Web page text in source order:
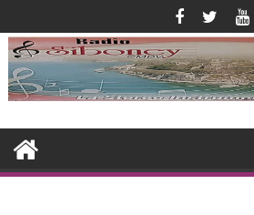
al
contenido